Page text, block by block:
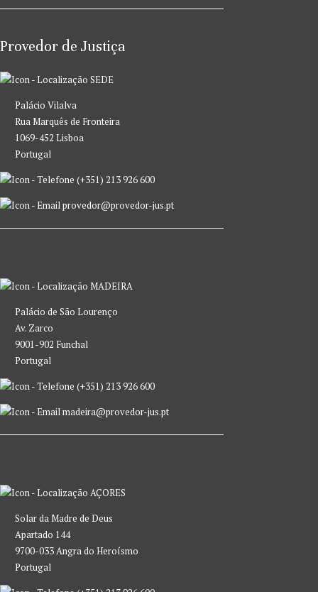
Provedor de Justiça
SEDE
Palácio Vilalva
Rua Marquês de Fronteira
1069-452 Lisboa
Portugal
(+351) 213 926 600
provedor@provedor-jus.pt
MADEIRA
Palácio de São Lourenço
Av. Zarco
9001-902 Funchal
Portugal
(+351) 213 926 600
madeira@provedor-jus.pt
AÇORES
Solar da Madre de Deus
Apartado 144
9700-033 Angra do Heroísmo
Portugal